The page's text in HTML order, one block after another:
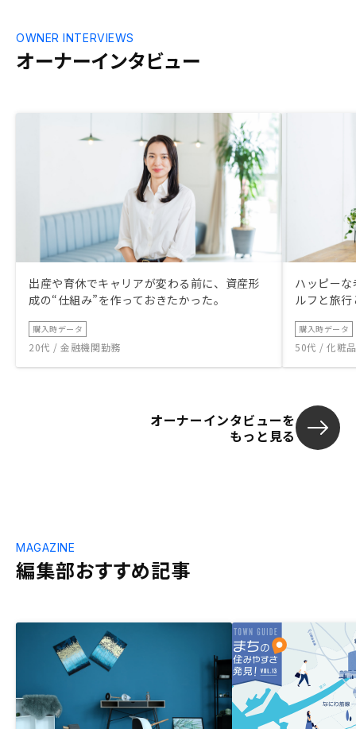
オーナーインタビュー
OWNER INTERVIEWS
出産や育休でキャリアが変わる前に、資産形
成の“仕組み”を作っておきたかった。
購入時データ
20代 / 金融機関勤務
ハッピー
ルフと旅
購入時データ
50代 / 化粧
オーナーインタビューを
もっと見る
編集部おすすめ記事
MAGAZINE